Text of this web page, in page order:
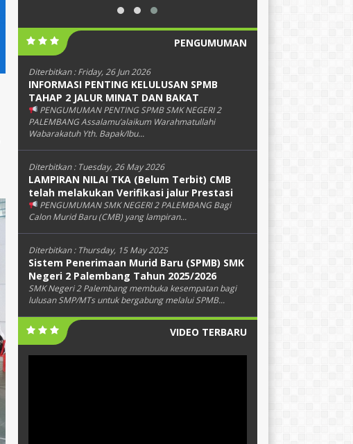
PENGUMUMAN
Diterbitkan :Friday, 26 Jun 2026
INFORMASI PENTING KELULUSAN SPMB
TAHAP 2 JALUR MINAT DAN BAKAT
PENGUMUMAN PENTING SPMB SMK NEGERI 2
PALEMBANG Assalamu’alaikum Warahmatullahi
Wabarakatuh Yth. Bapak/Ibu...
Diterbitkan : Tuesday, 26 May 2026
LAMPIRAN NILAI TKA (Belum Terbit) CMB
telah melakukan Verifikasi jalur Prestasi
PENGUMUMAN SMK NEGERI 2 PALEMBANG Bagi
Calon Murid Baru (CMB) yang lampiran...
Diterbitkan : Thursday, 15 May 2025
Sistem Penerimaan Murid Baru (SPMB) SMK
Negeri 2 Palembang Tahun 2025/2026
SMK Negeri 2 Palembang membuka kesempatan bagi
lulusan SMP/MTs untuk bergabung melalui SPMB...
VIDEO TERBARU